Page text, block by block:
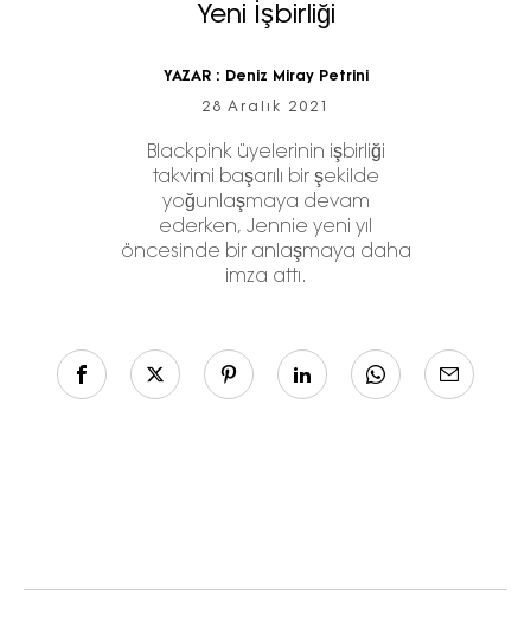
Yeni İşbirliği
YAZAR : Deniz Miray Petrini
28 Aralık 2021
Blackpink üyelerinin işbirliği
takvimi başarılı bir şekilde
yoğunlaşmaya devam
ederken, Jennie yeni yıl
öncesinde bir anlaşmaya daha
imza attı.